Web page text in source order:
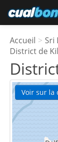
Sondage
Accueil > Sri
District de
Voir sur la